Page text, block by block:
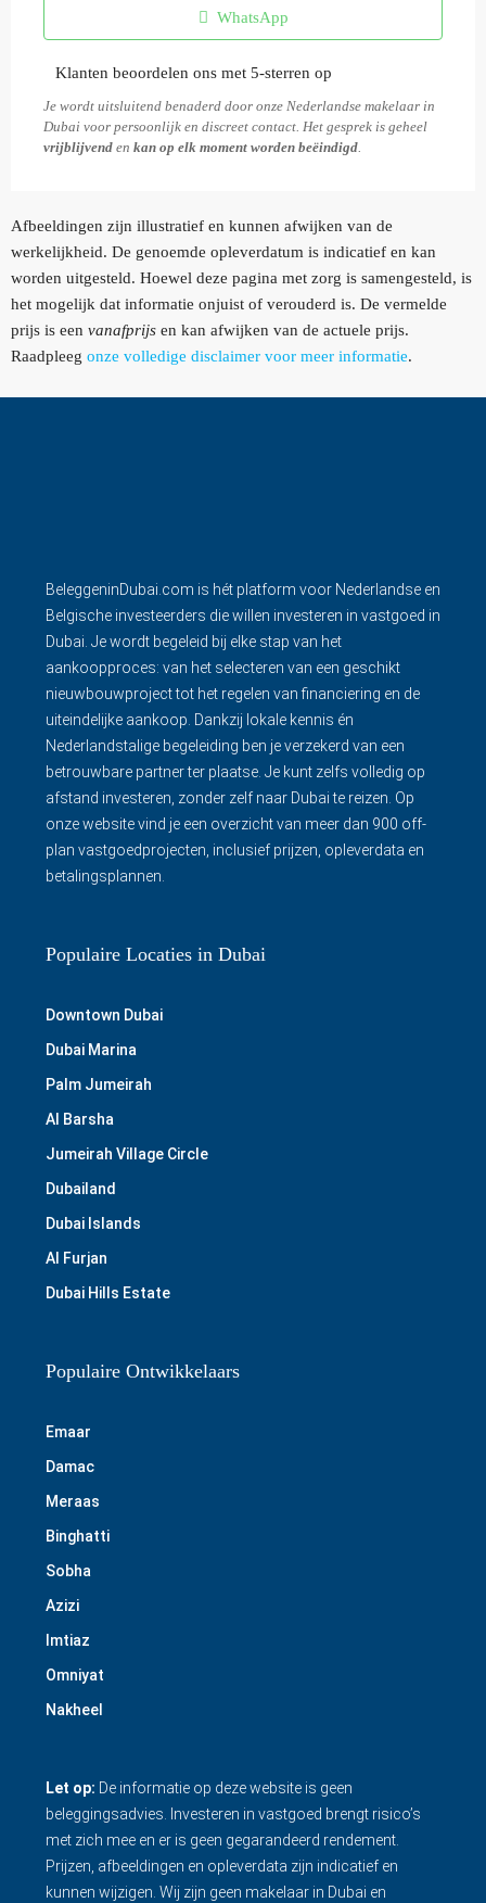
WhatsApp
Klanten beoordelen ons met 5-sterren op
Je wordt uitsluitend benaderd door onze Nederlandse makelaar in
Dubai voor persoonlijk en discreet contact. Het gesprek is geheel
vrijblijvend en kan op elk moment worden beëindigd.
Afbeeldingen zijn illustratief en kunnen afwijken van de
werkelijkheid. De genoemde opleverdatum is indicatief en kan
worden uitgesteld. Hoewel deze pagina met zorg is samengesteld, is
het mogelijk dat informatie onjuist of verouderd is. De vermelde
prijs is een vanafprijs en kan afwijken van de actuele prijs.
Raadpleeg onze volledige disclaimer voor meer informatie.
BeleggeninDubai.com is hét platform voor Nederlandse en
Belgische investeerders die willen investeren in vastgoed in
Dubai. Je wordt begeleid bij elke stap van het
aankoopproces: van het selecteren van een geschikt
nieuwbouwproject tot het regelen van financiering en de
uiteindelijke aankoop. Dankzij lokale kennis én
Nederlandstalige begeleiding ben je verzekerd van een
betrouwbare partner ter plaatse. Je kunt zelfs volledig op
afstand investeren, zonder zelf naar Dubai te reizen. Op
onze website vind je een overzicht van meer dan 900 off-
plan vastgoedprojecten, inclusief prijzen, opleverdata en
betalingsplannen.
Populaire Locaties in Dubai
Downtown Dubai
Dubai Marina
Palm Jumeirah
Al Barsha
Jumeirah Village Circle
Dubailand
Dubai Islands
Al Furjan
Dubai Hills Estate
Populaire Ontwikkelaars
Emaar
Damac
Meraas
Binghatti
Sobha
Azizi
Imtiaz
Omniyat
Nakheel
Let op: De informatie op deze website is geen
beleggingsadvies. Investeren in vastgoed brengt risico’s
met zich mee en er is geen gegarandeerd rendement.
Prijzen, afbeeldingen en opleverdata zijn indicatief en
kunnen wijzigen. Wij zijn geen makelaar in Dubai en